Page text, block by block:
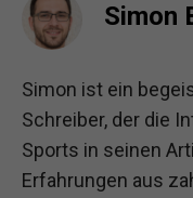
Simon
Simon ist ein
Schreiber, der die
Sports in seinen
Erfahrungen aus